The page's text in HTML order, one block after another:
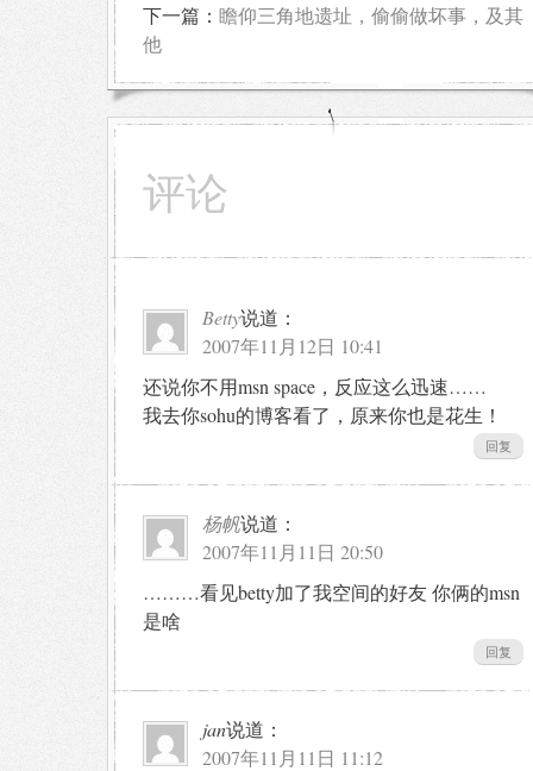
下一篇： 瞻仰三角地遗址，偷偷做坏事，及其
他
评论
Betty说道：
2007年11月12日 10:41
还说你不用msn space，反应这么迅速……
我去你sohu的博客看了，原来你也是花生！
回复
杨帆说道：
2007年11月11日 20:50
………看见betty加了我空间的好友 你俩的msn
是啥
回复
jan说道：
2007年11月11日 11:12